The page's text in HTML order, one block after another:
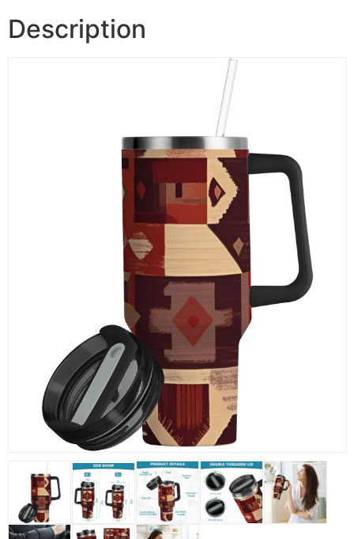
Description